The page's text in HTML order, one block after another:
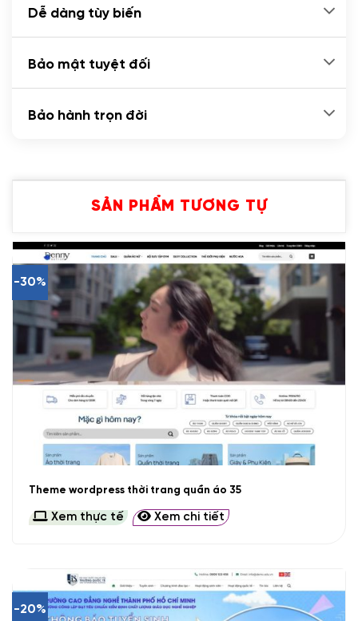
Dễ dàng tùy biến
Bảo mật tuyệt đối
Bảo hành trọn đời
SẢN PHẨM TƯƠNG TỰ
-30%
Theme wordpress thời trang quần áo 35
Xem thực tế Xem chi tiết
-20%